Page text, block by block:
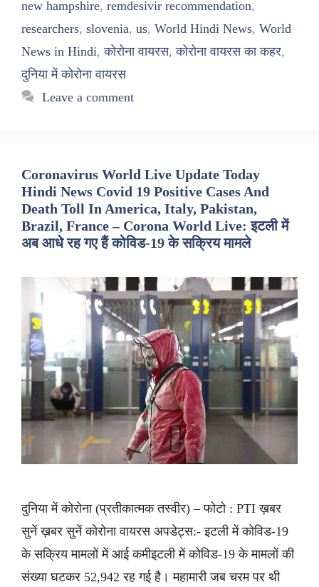
new hampshire, remdesivir recommendation,
researchers, slovenia, us, World Hindi News, World
News in Hindi,कोरोना वायरस,कोरोना वायरस का कहर,
दुनिया में कोरोना वायरस
Leave a comment
Coronavirus World Live Update Today
Hindi News Covid 19 Positive Cases And
Death Toll In America, Italy, Pakistan,
Brazil, France – Corona World Live: इटली में
अब आधे रह गए हैं कोविड-19 के सक्रिय मामले
दुनिया में कोरोना (प्रतीकात्मक तस्वीर) – फोटो : PTI ख़बर
सुनें ख़बर सुनें कोरोना वायरस अपडेट्स:- इटली में कोविड-19
के सक्रिय मामलों में आई कमीइटली में कोविड-19 के मामलों की
संख्या घटकर 52,942 रह गई है। महामारी जब चरम पर थी